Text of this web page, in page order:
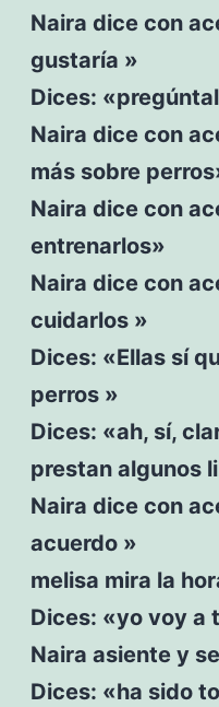
Naira dice con
gustaría »
Dices:
Naira dice con
más sobre
Naira dice con
entrenarlos»
Naira dice con
cuidarlos »
Dices: «Ellas sí
perros »
Dices: «ah, sí,
prestan algunos
Naira dice con
acuerdo »
melisa mira la
Dices: «yo voy a
Naira asiente y
Dices: «ha sido